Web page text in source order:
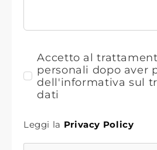
Accetto al
personali dopo aver
dell'informativa sul
dati
Leggi la Privacy Policy